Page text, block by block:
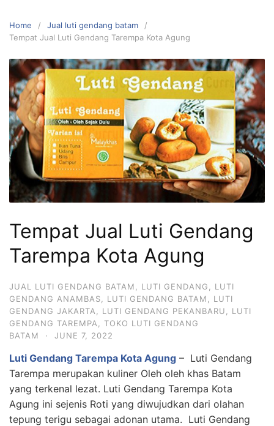
Home
Jual luti gendang batam
Tempat Jual Luti Gendang Tarempa Kota Agung
Tempat Jual Luti Gendang
Tarempa Kota Agung
JUAL LUTI GENDANG BATAM LUTI GENDANG
LUTI
GENDANG ANAMBAS
LUTI GENDANG BATAM
LUTI
GENDANG JAKARTA
LUTI GENDANG PEKANBARU
LUTI
GENDANG TAREMPA
TOKO LUTI GENDANG
BATAM
· JUNE 7, 2022
Luti Gendang Tarempa Kota Agung – Luti Gendang
Tarempa merupakan kuliner Oleh oleh khas Batam
yang terkenal lezat. Luti Gendang Tarempa Kota
Agung ini sejenis Roti yang diwujudkan dari olahan
tepung terigu sebagai adonan utama. Luti Gendang